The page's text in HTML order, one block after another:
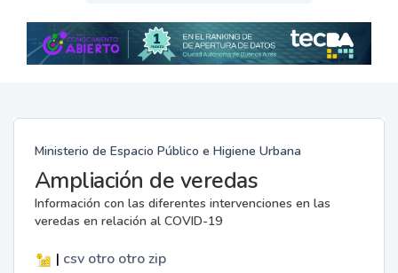
Ministerio de Espacio Público e Higiene Urbana
Ampliación de veredas
Información con las diferentes intervenciones en las
veredas en relación al COVID-19
| csv otro otro zip